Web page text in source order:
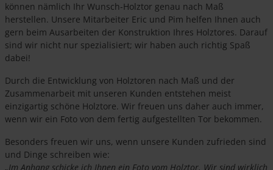
können nämlich Ihr Wunsch-Holztor genau nach Maß
herstellen. Unsere Mitarbeiter Eric und Pim helfen Ihnen auch
gern beim Ausarbeiten der Konstruktion Ihres Holztores. Darauf
sind wir nicht nur spezialisiert; wir haben auch richtig Spaß
dabei!
Durch die Entwicklung von Holztoren nach Maß und der
Zusammenarbeit mit unseren Kunden entstehen meist
einzigartig schöne Holztore. Wir freuen uns daher auch immer,
wenn wir ein Foto von dem fertig aufgestellten Tor bekommen.
Besonders freuen wir uns, wenn unsere Kunden zufrieden sind
und Dinge schreiben wie:
„Im Anhang schicke ich Ihnen ein Foto vom Holztor. Wir sind wirklich